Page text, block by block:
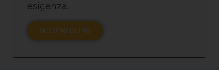
esigenza.
SCOPRI DI PIÙ